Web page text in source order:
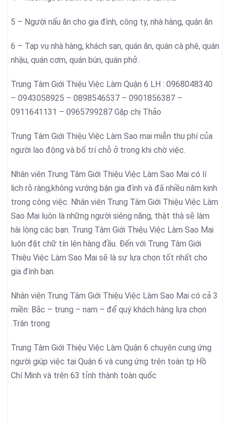
5 – Người nấu ăn cho gia đình, công ty, nhà hàng, quán ăn
6 – Tạp vụ nhà hàng, khách sạn, quán ăn, quán cà phê, quán
nhậu, quán cơm, quán bún, quán phở..
Trung Tâm Giới Thiệu Việc Làm Quận 6 LH : 0968048340
– 0943058925 – 0898546537 – 0901856387 –
0911641131 – 0965799287 Gặp chị Thảo
Trung Tâm Giới Thiệu Việc Làm Sao mai miễn thu phí của
người lao động và bố trí chỗ ở trong khi chờ việc.
Nhân viên Trung Tâm Giới Thiệu Việc Làm Sao Mai có lí
lịch rõ ràng,không vướng bận gia đình và đã nhiều năm kinh
trong công việc. Nhân viên Trung Tâm Giới Thiệu Việc Làm
Sao Mai luôn là những người siêng năng, thật thà sẽ làm
hài lòng các bạn. Trung Tâm Giới Thiệu Việc Làm Sao Mai
luôn đặt chữ tín lên hàng đầu. Đến với Trung Tâm Giới
Thiệu Việc Làm Sao Mai sẽ là sự lựa chọn tốt nhất cho
gia đình bạn.
Nhân viên Trung Tâm Giới Thiệu Việc Làm Sao Mai có cả 3
miền: Bắc – trung – nam – để quý khách hàng lựa chọn
.Trân trọng
Trung Tâm Giới Thiệu Việc Làm Quận 6 chuyên cung ứng
người giúp việc tại Quận 6 và cung ứng trên toàn tp Hồ
Chí Minh và trên 63 tỉnh thành toàn quốc